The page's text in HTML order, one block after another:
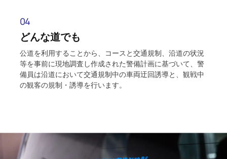
04
どんな道でも
公道を利用することから、コースと交通規制、沿道の状況
等を事前に現地調査し作成された警備計画に基づいて、警
備員は沿道において交通規制中の車両迂回誘導と、観戦中
の観客の規制・誘導を行います。